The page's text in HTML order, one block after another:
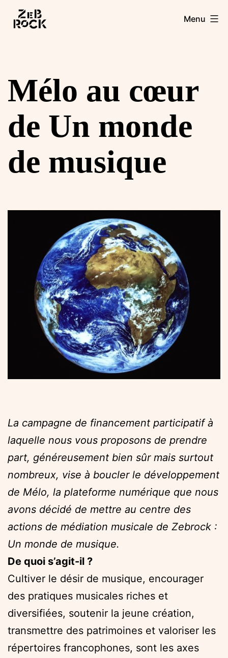
Aller
Zebrock Menu
Mélo au cœur
de Un monde
de musique
La campagne de financement participatif à
laquelle nous vous proposons de prendre
part, généreusement bien sûr mais surtout
nombreux, vise à boucler le développement
de Mélo, la plateforme numérique que nous
avons décidé de mettre au centre des
actions de médiation musicale de Zebrock :
Un monde de musique.
De quoi s’agit-il ?
Cultiver le désir de musique, encourager
des pratiques musicales riches et
diversifiées, soutenir la jeune création,
transmettre des patrimoines et valoriser les
répertoires francophones, sont les axes